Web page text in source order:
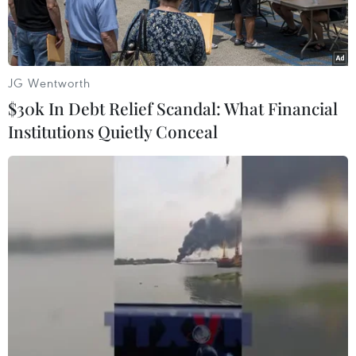
liên vận quốc tế đi Trung Quốc.
Chuyến tàu liên vận quốc tế vận chuyển hàng nông sản xuất
khẩu từ Sóng Thần, Bình Dương, Việt Nam đến Trịnh Châu, Hà
Nam, Trung Quốc. (Ảnh: Huyền Trang/TTXVN)
JG Wentworth
$30k In Debt Relief Scandal: What Financial
Institutions Quietly Conceal